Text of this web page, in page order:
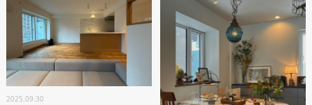
2025.09.30